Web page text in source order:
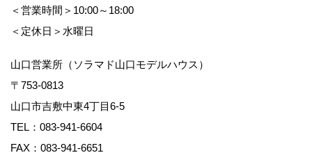
＜営業時間＞10:00～18:00
＜定休日＞水曜日
山口営業所（ソラマド山口モデルハウス）
〒753-0813
山口市吉敷中東4丁目6-5
TEL： 083-941-6604
FAX：083-941-6651